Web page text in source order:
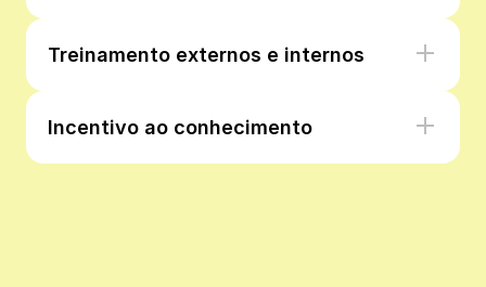
Treinamento externos e internos
Incentivo ao conhecimento